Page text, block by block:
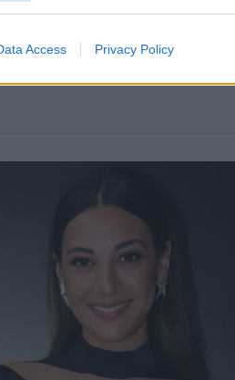
Access Privacy Policy
εντυπωσίασε τους